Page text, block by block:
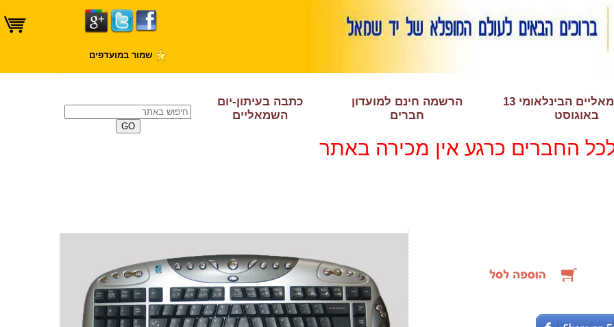
שמור במועדפים
יום השמאליים הבינלאומי 13
באוגוסט
הרשמה חינם למועדון
חברים
כתבה בעיתון-יום
השמאליים
החברים כרגע אין מכירה באתר